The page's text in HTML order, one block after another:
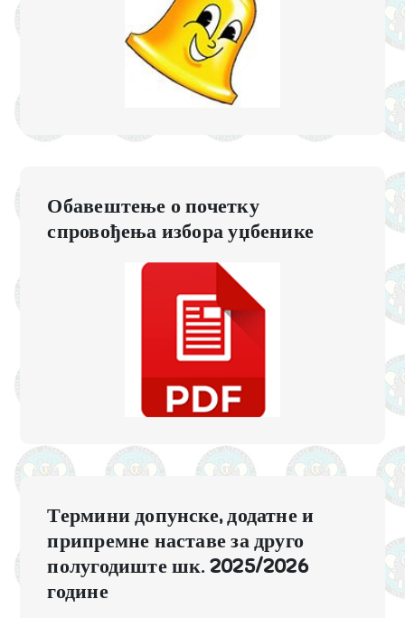
Обавештење о почетку
спровођења избора уџбенике
Термини допунске, додатне и
припремне наставе за друго
полугодиште шк. 2025/2026
године